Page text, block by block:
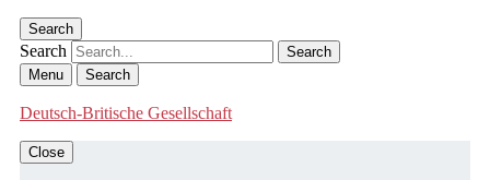
Search
Search
Menu Search
Deutsch-Britische Gesellschaft
Close